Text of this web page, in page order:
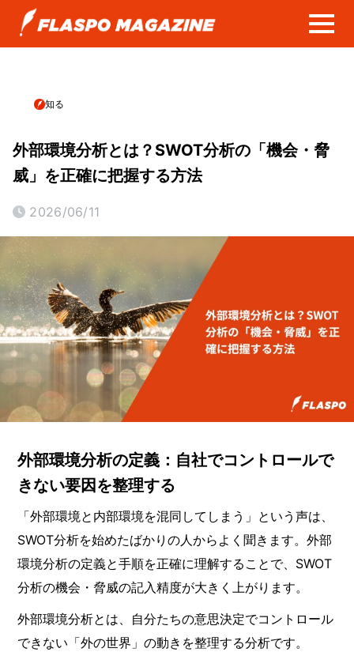
知る
外部環境分析とは？SWOT分析の「機会・脅
威」を正確に把握する方法
2026/06/11
外部環境分析の定義：自社でコントロールで
きない要因を整理する
「外部環境と内部環境を混同してしまう」という声は、
SWOT分析を始めたばかりの人からよく聞きます。外部
環境分析の定義と手順を正確に理解することで、SWOT
分析の機会・脅威の記入精度が大きく上がります。
外部環境分析とは、自分たちの意思決定でコントロール
できない「外の世界」の動きを整理する分析です。